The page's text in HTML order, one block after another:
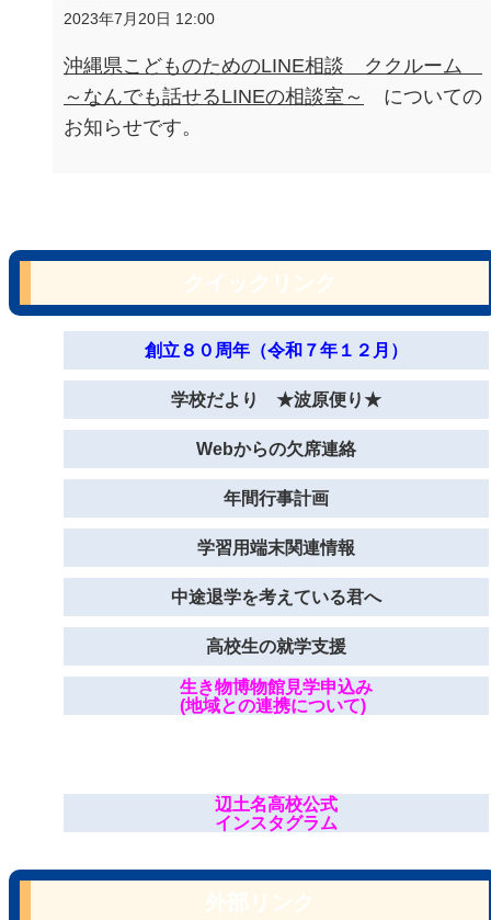
2023年7月20日 12:00
沖縄県こどものためのLINE相談 ククルーム
～なんでも話せるLINEの相談室～
についての
お知らせです。
創立８０周年（令和７年１２月）
学校だより ★波原便り★
Webからの欠席連絡
年間行事計画
学習用端末関連情報
中途退学を考えている君へ
高校生の就学支援
生き物博物館見学申込み
(地域との連携について)
辺土名高校公式
インスタグラム